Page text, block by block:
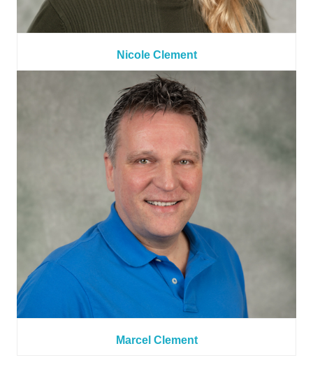
Nicole Clement
Marcel Clement